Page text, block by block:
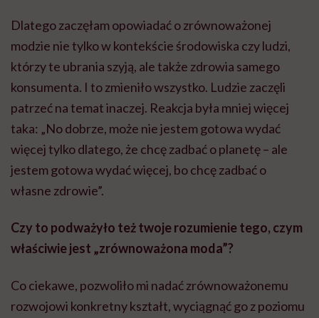
Dlatego zaczęłam opowiadać o zrównoważonej
modzie nie tylko w kontekście środowiska czy ludzi,
którzy te ubrania szyją, ale także zdrowia samego
konsumenta. I to zmieniło wszystko. Ludzie zaczęli
patrzeć na temat inaczej. Reakcja była mniej więcej
taka: „No dobrze, może nie jestem gotowa wydać
więcej tylko dlatego, że chcę zadbać o planetę – ale
jestem gotowa wydać więcej, bo chcę zadbać o
własne zdrowie”.
Czy to podważyło też twoje rozumienie tego, czym
właściwie jest „zrównoważona moda”?
Co ciekawe, pozwoliło mi nadać zrównoważonemu
rozwojowi konkretny kształt, wyciągnąć go z poziomu